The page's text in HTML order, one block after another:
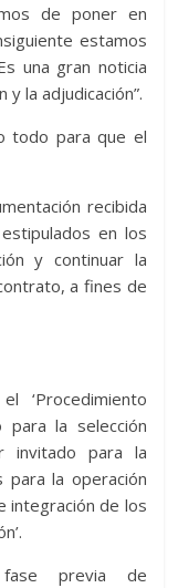
de poner en
estamos
una gran noticia
la adjudicación”.
todo para que el
recibida
en los
y continuar la
a fines de
la selección
invitado para la
para la operación
integración de los
previa de